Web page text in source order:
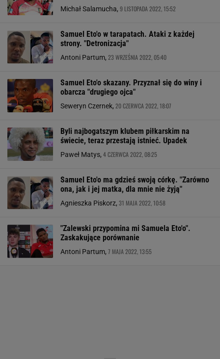
Michał Salamucha, 9 LISTOPADA 2022, 15:52
Samuel Eto'o w tarapatach. Ataki z każdej
strony. "Detronizacja"
Antoni Partum, 23 WRZEŚNIA 2022, 05:40
Samuel Eto'o skazany. Przyznał się do winy i
obarcza "drugiego ojca"
Seweryn Czernek, 20 CZERWCA 2022, 18:07
Byli najbogatszym klubem piłkarskim na
świecie, teraz przestają istnieć. Upadek
Paweł Matys, 4 CZERWCA 2022, 08:25
Samuel Eto'o ma gdzieś swoją córkę. "Zarówno
ona, jak i jej matka, dla mnie nie żyją"
Agnieszka Piskorz, 31 MAJA 2022, 10:58
"Zalewski przypomina mi Samuela Eto'o".
Zaskakujące porównanie
Antoni Partum, 7 MAJA 2022, 13:55